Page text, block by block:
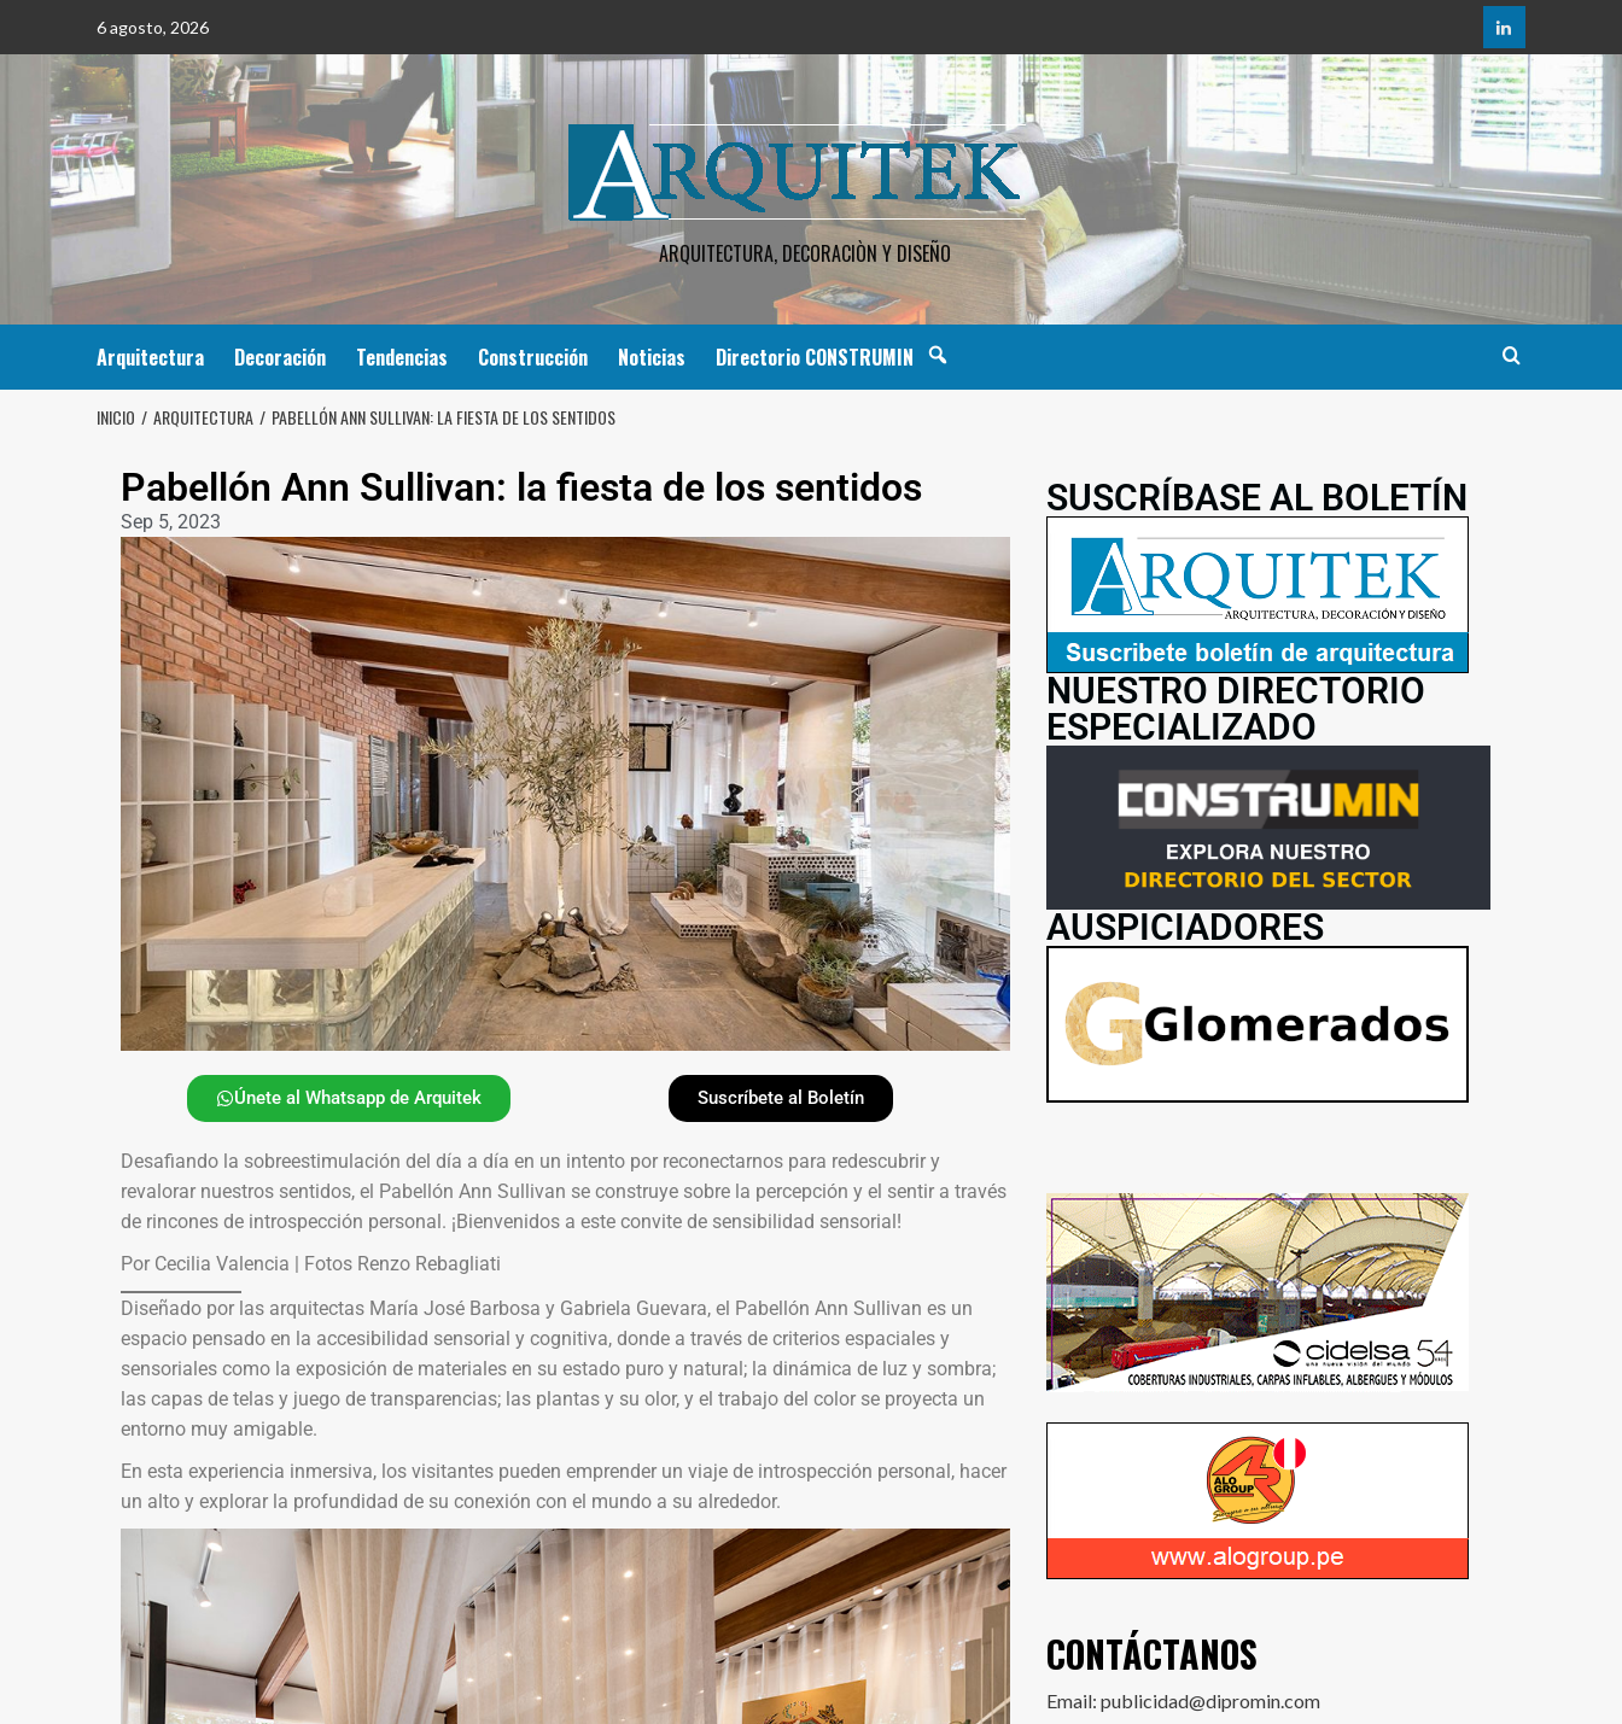
6 agosto, 2026
ARQUITECTURA, DECORACIÒN Y DISEÑO
Arquitectura Decoración Tendencias Construcción Noticias Directorio CONSTRUMIN
INICIO ARQUITECTURA PABELLÓN ANN SULLIVAN: LA FIESTA DE LOS SENTIDOS
Pabellón Ann Sullivan: la fiesta de los sentidos
Sep 5, 2023
Únete al Whatsapp de Arquitek Suscríbete al Boletín
Desafiando la sobreestimulación del día a día en un intento por reconectarnos para redescubrir y
revalorar nuestros sentidos, el Pabellón Ann Sullivan se construye sobre la percepción y el sentir a través
de rincones de introspección personal. ¡Bienvenidos a este convite de sensibilidad sensorial!
Por Cecilia Valencia | Fotos Renzo Rebagliati
Diseñado por las arquitectas María José Barbosa y Gabriela Guevara, el Pabellón Ann Sullivan es un
espacio pensado en la accesibilidad sensorial y cognitiva, donde a través de criterios espaciales y
sensoriales como la exposición de materiales en su estado puro y natural; la dinámica de luz y sombra;
las capas de telas y juego de transparencias; las plantas y su olor, y el trabajo del color se proyecta un
entorno muy amigable.
En esta experiencia inmersiva, los visitantes pueden emprender un viaje de introspección personal, hacer
un alto y explorar la profundidad de su conexión con el mundo a su alrededor.
SUSCRÍBASE AL BOLETÍN
NUESTRO DIRECTORIO
ESPECIALIZADO
AUSPICIADORES
CONTÁCTANOS
Email: publicidad@dipromin.com